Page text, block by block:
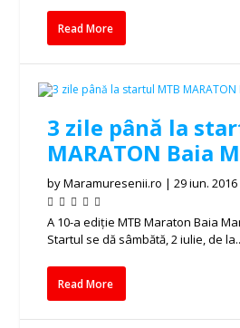
Read More
3 zile până la
MARATON Baia
byMaramuresenii.ro |29 iun. 2016
A 10-a ediție MTB Maraton Baia
Startul se dă sâmbătă, 2 iulie, de
Read More